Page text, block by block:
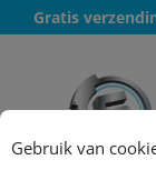
Gebruik van
Gratis